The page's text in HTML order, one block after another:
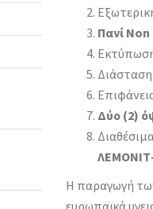
Πανί Non
Δύο (2)
ΛΕΜΟΝΙΤ-
Η παραγωγή
ευρωπαϊκά